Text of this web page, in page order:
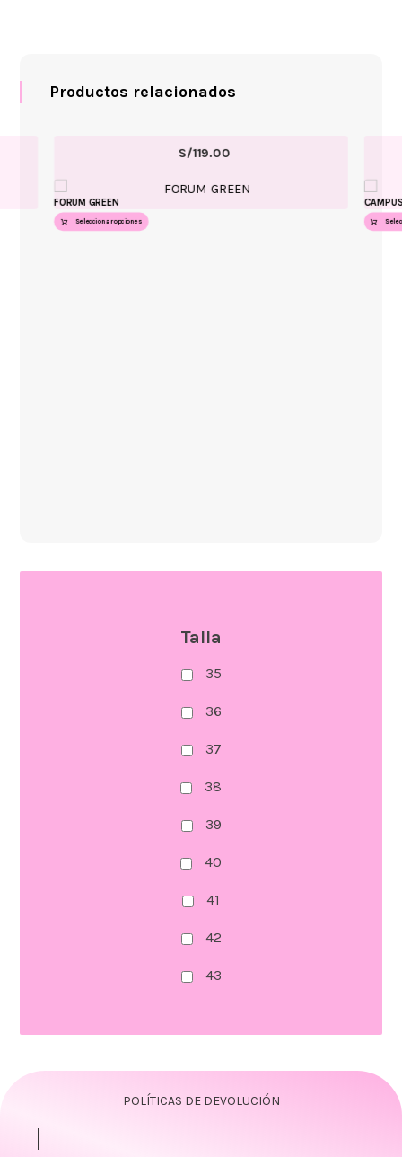
Productos relacionados
FORUM GREEN
S/119.00
Seleccionar opciones
Talla
35
36
37
38
39
40
41
42
43
POLÍTICAS DE DEVOLUCIÓN